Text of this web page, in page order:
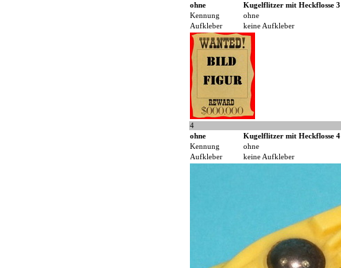
ohne
Kugelflitzer mit Heckflosse 3
Kennung
ohne
Aufkleber
keine Aufkleber
4
ohne
Kugelflitzer mit Heckflosse 4
Kennung
ohne
Aufkleber
keine Aufkleber